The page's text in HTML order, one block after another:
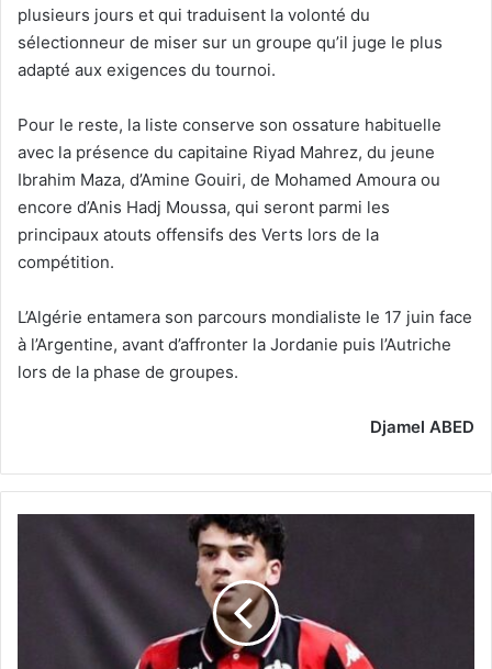
plusieurs jours et qui traduisent la volonté du
sélectionneur de miser sur un groupe qu’il juge le plus
adapté aux exigences du tournoi.
Pour le reste, la liste conserve son ossature habituelle
avec la présence du capitaine Riyad Mahrez, du jeune
Ibrahim Maza, d’Amine Gouiri, de Mohamed Amoura ou
encore d’Anis Hadj Moussa, qui seront parmi les
principaux atouts offensifs des Verts lors de la
compétition.
L’Algérie entamera son parcours mondialiste le 17 juin face
à l’Argentine, avant d’affronter la Jordanie puis l’Autriche
lors de la phase de groupes.
Djamel ABED